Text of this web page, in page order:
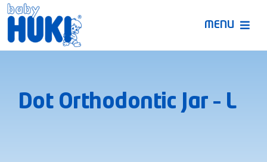
Skip
content
MENU
Ruang Bunda Pintar
Dot Orthodontic Jar – L